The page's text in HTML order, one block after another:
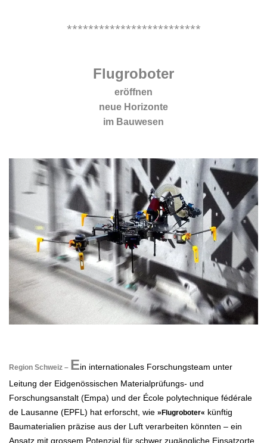
*************************
Flugroboter
eröffnen
neue Horizonte
im Bauwesen
Region Schweiz – Ein internationales Forschungsteam unter
Leitung der Eidgenössischen Materialprüfungs- und
Forschungsanstalt (Empa) und der École polytechnique fédérale
de Lausanne (EPFL) hat erforscht, wie »Flugroboter« künftig
Baumaterialien präzise aus der Luft verarbeiten könnten – ein
Ansatz mit grossem Potenzial für schwer zugängliche Einsatzorte